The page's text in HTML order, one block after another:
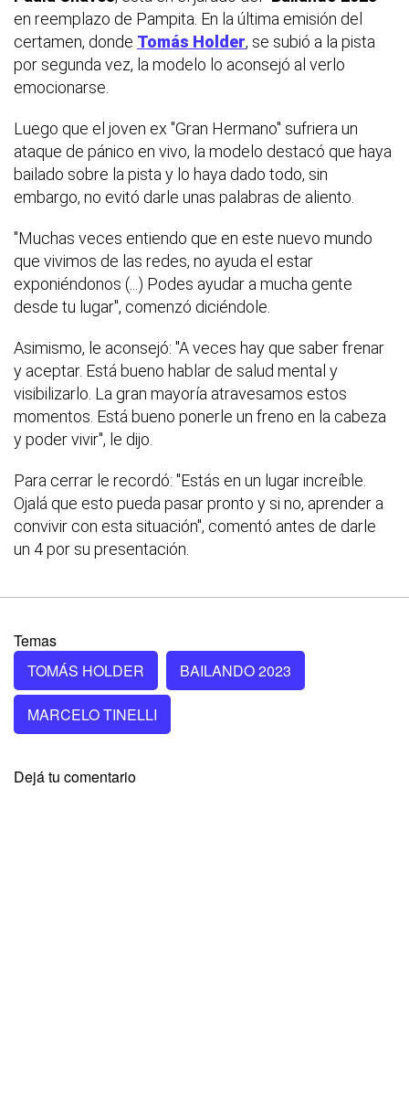
en reemplazo de Pampita. En la última emisión del
certamen, donde Tomás Holder, se subió a la pista
por segunda vez, la modelo lo aconsejó al verlo
emocionarse.
Luego que el joven ex "Gran Hermano" sufriera un
ataque de pánico en vivo, la modelo destacó que haya
bailado sobre la pista y lo haya dado todo, sin
embargo, no evitó darle unas palabras de aliento.
"Muchas veces entiendo que en este nuevo mundo
que vivimos de las redes, no ayuda el estar
exponiéndonos (...) Podes ayudar a mucha gente
desde tu lugar", comenzó diciéndole.
Asimismo, le aconsejó: "A veces hay que saber frenar
y aceptar. Está bueno hablar de salud mental y
visibilizarlo. La gran mayoría atravesamos estos
momentos. Está bueno ponerle un freno en la cabeza
y poder vivir", le dijo.
Para cerrar le recordó: "Estás en un lugar increíble.
Ojalá que esto pueda pasar pronto y si no, aprender a
convivir con esta situación", comentó antes de darle
un 4 por su presentación.
Temas
TOMÁS HOLDER
BAILANDO 2023
MARCELO TINELLI
Dejá tu comentario